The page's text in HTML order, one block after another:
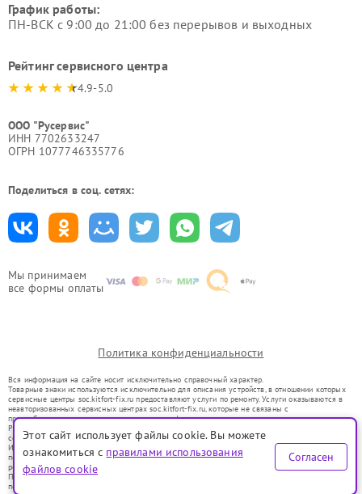
Мы принимаем
все формы оплаты
График работы:
ПН-ВСК с 9:00 до 21:00 без перерывов и выходных
Рейтинг сервисного центра
4.9-5.0
ООО "Русервис"
ИНН 7702633247
ОГРН 1077746335776
Поделиться в соц. сетях:
Политика конфиденциальности
Вся информация на сайте носит исключительно справочный характер.
Товарные знаки используются исключительно для описания устройств, в отношении которых
сервисные центры soc.kitfort-fix.ru предоставляют услуги по ремонту. Услуги оказываются в
неавторизованных сервисных центрах soc.kitfort-fix.ru, которые не связаны с
правообладателями товарных знаков или их официальными представителями.
Ремонт осуществляется для устройств, уже введенных в гражданский оборот в соответствии
со статьей 1487 ГК РФ.
Использование товарных знаков не преследует цели индивидуализации услуг или введения
потребителей в заблуждение, а служит для информирования о предоставляемых услугах по
ремонту техники указанных брендов.
Представленная на сайте информация не является публичной офертой, определяемой
положениями Статьи 437(2) Гражданского кодекса РФ
Этот сайт использует файлы cookie. Вы можете
ознакомиться с правилами использования
файлов cookie
Согласен